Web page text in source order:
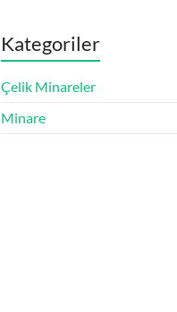
Kategoriler
Çelik Minareler
Minare